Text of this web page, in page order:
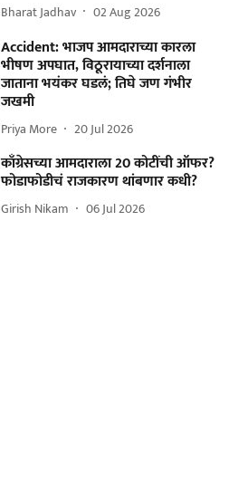
Bharat Jadhav 02 Aug 2026
Accident: भाजप आमदाराच्या कारला
भीषण अपघात, विठूरायाच्या दर्शनाला
जाताना भयंकर घडलं; तिघे जण गंभीर
जखमी
Priya More 20 Jul 2026
काँग्रेसच्या आमदाराला 20 कोटींची ऑफर?
फोडाफोडीचं राजकारण थांबणार कधी?
Girish Nikam 06 Jul 2026